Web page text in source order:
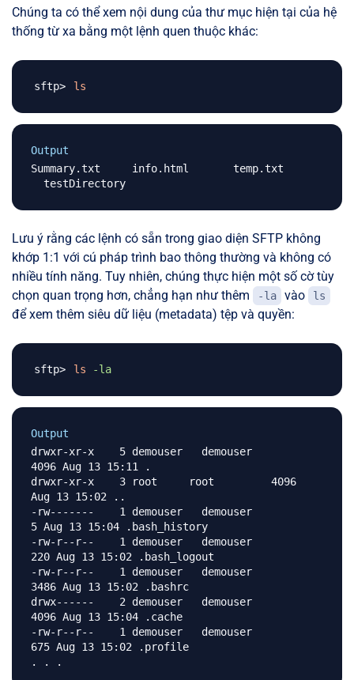
Chúng ta có thể xem nội dung của thư mục hiện tại của hệ
thống từ xa bằng một lệnh quen thuộc khác:
ls
Output
Summary.txt     info.html       temp.txt
Lưu ý rằng các lệnh có sẵn trong giao diện SFTP không
khớp 1:1 với cú pháp trình bao thông thường và không có
nhiều tính năng. Tuy nhiên, chúng thực hiện một số cờ tùy
chọn quan trọng hơn, chẳng hạn như thêm
-la vào ls
để xem thêm siêu dữ liệu (metadata) tệp và quyền:
ls -la
Output
drwxr-xr-x    5 demouser   demouser
4096 Aug 13 15:11 .
drwxr-xr-x    3 root     root         4096
Aug 13 15:02 ..
-rw-------    1 demouser   demouser
5 Aug 13 15:04 .bash_history
-rw-r--r--    1 demouser   demouser
220 Aug 13 15:02 .bash_logout
-rw-r--r--    1 demouser   demouser
3486 Aug 13 15:02 .bashrc
drwx------    2 demouser   demouser
4096 Aug 13 15:04 .cache
-rw-r--r--    1 demouser   demouser
675 Aug 13 15:02 .profile